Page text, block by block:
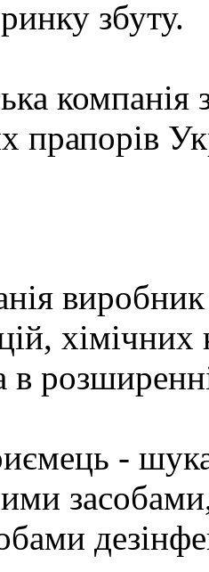
збуту.
компанія
прапорів
хімічних
в
-